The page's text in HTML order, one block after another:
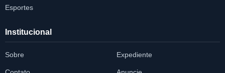
Esportes
Institucional
Sobre Expediente